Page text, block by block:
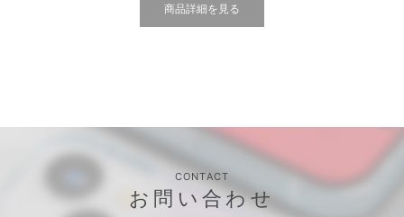
商品詳細を見る
CONTACT
お問い合わせ